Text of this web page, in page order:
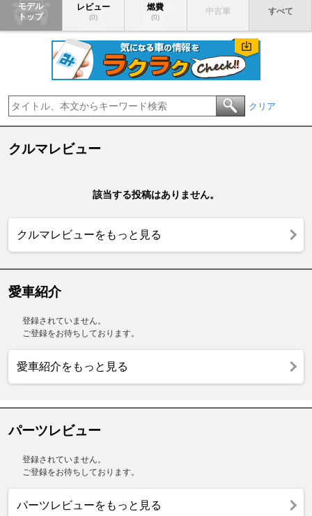
モデル
トップ
レビュー
(0)
燃費
(0)
中古車 すべて
クリア
クルマレビュー
該当する投稿はありません。
クルマレビューをもっと見る
愛車紹介
登録されていません。
ご登録をお待ちしております。
愛車紹介をもっと見る
パーツレビュー
登録されていません。
ご登録をお待ちしております。
パーツレビューをもっと見る